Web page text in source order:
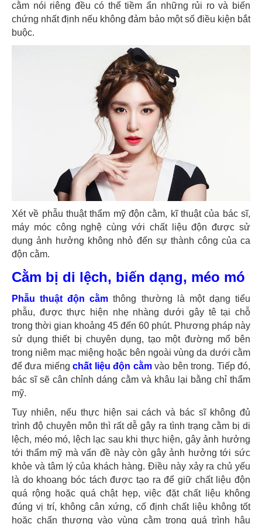
cằm nói riêng đều có thể tiềm ẩn những rủi ro và biến
chứng nhất định nếu không đảm bảo một số điều kiện bắt
buộc.
Xét về phẫu thuật thẩm mỹ độn cằm, kĩ thuật của bác sĩ,
máy móc công nghệ cùng với chất liệu độn được sử
dụng ảnh hưởng không nhỏ đến sự thành công của ca
độn cằm.
Cằm bị di lệch, biến dạng, méo mó
Phẫu thuật độn cằm thông thường là một dạng tiểu
phẫu, được thực hiện nhẹ nhàng dưới gây tê tại chỗ
trong thời gian khoảng 45 đến 60 phút. Phương pháp này
sử dụng thiết bị chuyên dụng, tạo một đường mổ bên
trong niêm mạc miệng hoặc bên ngoài vùng da dưới cằm
để đưa miếngchất liệu độn cằmvào bên trong. Tiếp đó,
bác sĩ sẽ cân chỉnh dáng cằm và khâu lại bằng chỉ thẩm
mỹ.
Tuy nhiên, nếu thực hiện sai cách và bác sĩ không đủ
trình độ chuyên môn thì rất dễ gây ra tình trạng cằm bị di
lệch, méo mó, lệch lạc sau khi thực hiện, gây ảnh hưởng
tới thẩm mỹ mà vấn đề này còn gây ảnh hưởng tới sức
khỏe và tâm lý của khách hàng. Điều này xảy ra chủ yếu
là do khoang bóc tách được tạo ra để giữ chất liệu độn
quá rộng hoặc quá chật hẹp, việc đặt chất liệu không
đúng vị trí, không cân xứng, cố định chất liệu không tốt
hoặc chấn thương vào vùng cằm trong quá trình hậu